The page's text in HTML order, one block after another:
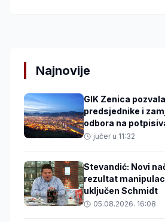
Najnovije
GIK Zenica
predsjednike i
odbora na
jučer u 11:32
Stevandić: Novi
rezultat
uključen Schmidt
05.08.2026. 16:08